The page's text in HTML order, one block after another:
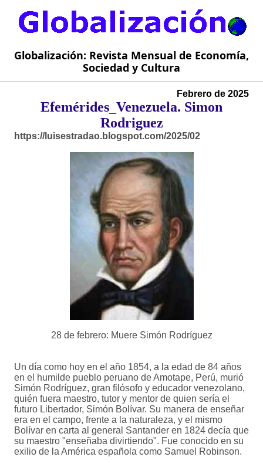
Globalización: Revista Mensual de Economía,
Sociedad y Cultura
Febrero de 2025
Efemérides_Venezuela. Simon
Rodriguez
https://luisestradao.blogspot.com/2025/02
28 de febrero: Muere Simón Rodríguez
Un día como hoy en el año 1854, a la edad de 84 años
en el humilde pueblo peruano de Amotape, Perú, murió
Simón Rodríguez, gran filósofo y educador venezolano,
quién fuera maestro, tutor y mentor de quien sería el
futuro Libertador, Simón Bolívar. Su manera de enseñar
era en el campo, frente a la naturaleza, y el mismo
Bolívar en carta al general Santander en 1824 decía que
su maestro "enseñaba divirtiendo". Fue conocido en su
exilio de la América española como Samuel Robinson.